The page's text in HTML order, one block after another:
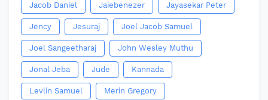
Jacob Daniel Jaiebenezer Jayasekar Peter
Jency Jesuraj Joel Jacob Samuel
Joel Sangeetharaj John Wesley Muthu
Jonal Jeba Jude Kannada
Levlin Samuel Merin Gregory